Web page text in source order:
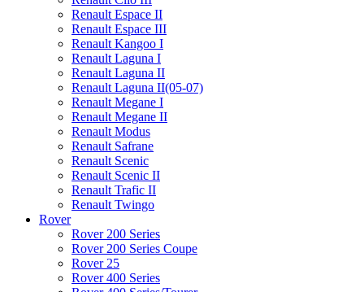
Renault Espace II
Renault Espace III
Renault Kangoo I
Renault Laguna I
Renault Laguna II
Renault Laguna II(05-07)
Renault Megane I
Renault Megane II
Renault Modus
Renault Safrane
Renault Scenic
Renault Scenic II
Renault Trafic II
Renault Twingo
Rover
Rover 200 Series
Rover 200 Series Coupe
Rover 25
Rover 400 Series